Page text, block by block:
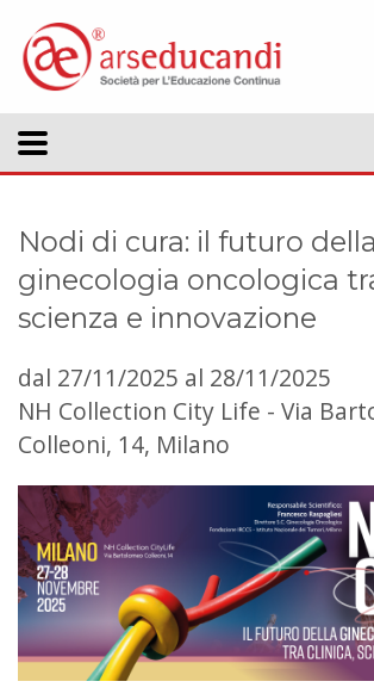
Nodi di cura: il futuro della
ginecologia oncologica
scienza e innovazione
dal 27/11/2025 al 28/11/2025
NH Collection City Life - Via
Colleoni, 14, Milano